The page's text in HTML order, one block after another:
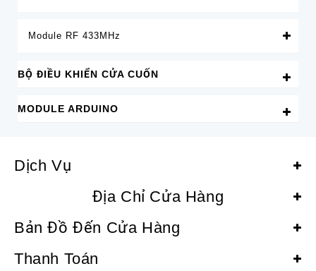
Module RF 433MHz
BỘ ĐIỀU KHIỂN CỬA CUỐN
MODULE ARDUINO
Dịch Vụ
Địa Chỉ Cửa Hàng
Bản Đồ Đến Cửa Hàng
Thanh Toán